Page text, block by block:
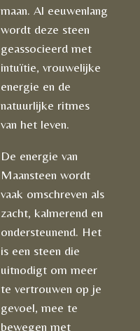
maan. Al eeuwenlang
wordt deze steen
geassocieerd met
intuïtie, vrouwelijke
energie en de
natuurlijke ritmes
van het leven.
De energie van
Maansteen wordt
vaak omschreven als
zacht, kalmerend en
ondersteunend. Het
is een steen die
uitnodigt om meer
te vertrouwen op je
gevoel, mee te
bewegen met